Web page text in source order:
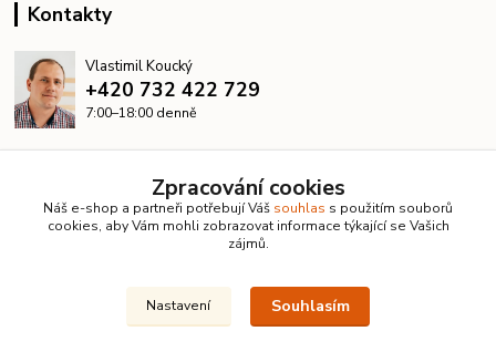
Kontakty
Vlastimil Koucký
+420 732 422 729
7:00–18:00 denně
© 2026 KanalizaceLevne.cz · Všechna práva vyhrazena ·
Zpracování cookies
Náš e-shop a partneři potřebují Váš souhlas s použitím souborů
cookies, aby Vám mohli zobrazovat informace týkající se Vašich
zájmů.
Nastavení Souhlasím